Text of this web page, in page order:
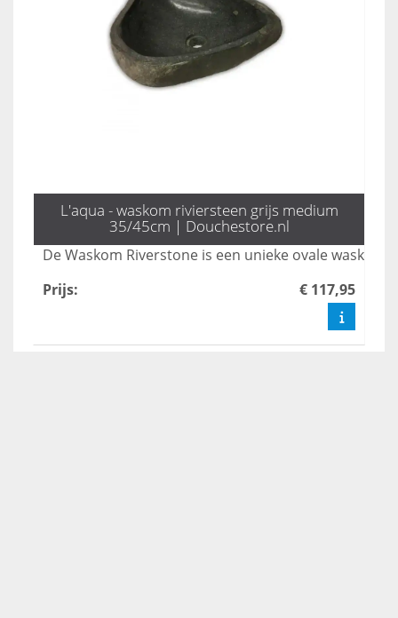
L'aqua - waskom riviersteen grijs medium
35/45cm | Douchestore.nl
De Waskom Riverstone is een unieke ovale
Prijs: € 117,95